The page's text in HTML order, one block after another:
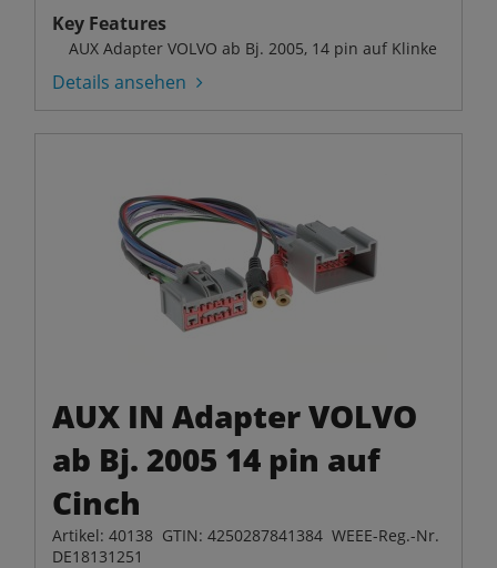
Key Features
AUX Adapter VOLVO ab Bj. 2005, 14 pin auf Klinke
Details ansehen
AUX IN Adapter VOLVO
ab Bj. 2005 14 pin auf
Cinch
Artikel: 40138 GTIN: 4250287841384 WEEE-Reg.-Nr.
DE18131251